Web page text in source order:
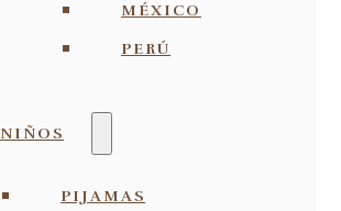
MÉXICO
PERÚ
NIÑOS
PIJAMAS